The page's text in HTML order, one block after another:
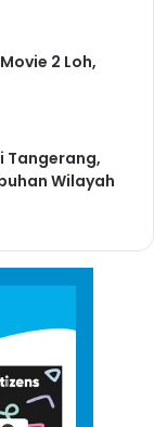
2 Loh,
Tangerang,
Wilayah